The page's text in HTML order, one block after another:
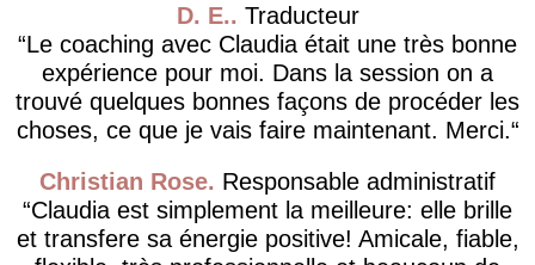
D. E. Traducteur
Le coaching avec Claudia était une très bonne
expérience pour moi. Dans la session on a
trouvé quelques bonnes façons de procéder les
choses, ce que je vais faire maintenant. Merci.
Christian Rose Responsable administratif
Claudia est simplement la meilleure: elle brille
et transfere sa énergie positive! Amicale, fiable,